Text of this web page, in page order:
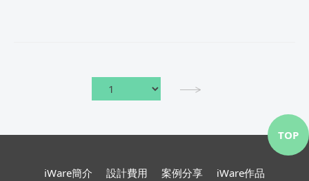
iWare簡介 設計費用 案例分享
iWare作品
TOP